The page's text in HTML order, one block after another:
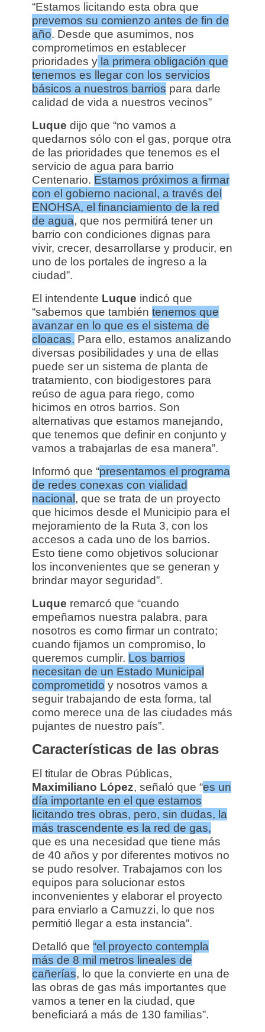
“Estamos licitando esta obra que
prevemos su comienzo antes de fin de
año. Desde que asumimos, nos
comprometimos en establecer
prioridades yla primera obligación que
tenemos es llegar con los servicios
básicos a nuestros barrios para darle
calidad de vida a nuestros vecinos”
Luque dijo que “no vamos a
quedarnos sólo con el gas, porque otra
de las prioridades que tenemos es el
servicio de agua para barrio
Centenario. Estamos próximos a firmar
con el gobierno nacional, a través del
ENOHSA, el financiamiento de la red
de agua, que nos permitirá tener un
barrio con condiciones dignas para
vivir, crecer, desarrollarse y producir, en
uno de los portales de ingreso a la
ciudad”.
El intendente Luque indicó que
“sabemos que también tenemos que
avanzar en lo que es el sistema de
cloacas. Para ello, estamos analizando
diversas posibilidades y una de ellas
puede ser un sistema de planta de
tratamiento, con biodigestores para
reúso de agua para riego, como
hicimos en otros barrios. Son
alternativas que estamos manejando,
que tenemos que definir en conjunto y
vamos a trabajarlas de esa manera”.
Informó que “presentamos el programa
de redes conexas con vialidad
nacional , que se trata de un proyecto
que hicimos desde el Municipio para el
mejoramiento de la Ruta 3, con los
accesos a cada uno de los barrios.
Esto tiene como objetivos solucionar
los inconvenientes que se generan y
brindar mayor seguridad”.
Luque remarcó que “cuando
empeñamos nuestra palabra, para
nosotros es como firmar un contrato;
cuando fijamos un compromiso, lo
queremos cumplir. Los barrios
necesitan de un Estado Municipal
comprometido y nosotros vamos a
seguir trabajando de esta forma, tal
como merece una de las ciudades más
pujantes de nuestro país”.
Características de las obras
El titular de Obras Públicas,
Maximiliano López, señaló que “es un
día importante en el que estamos
licitando tres obras, pero, sin dudas, la
más trascendente es la red de gas,
que es una necesidad que tiene más
de 40 años y por diferentes motivos no
se pudo resolver. Trabajamos con los
equipos para solucionar estos
inconvenientes y elaborar el proyecto
para enviarlo a Camuzzi, lo que nos
permitió llegar a esta instancia”.
Detalló que “el proyecto contempla
más de 8 mil metros lineales de
cañerías, lo que la convierte en una de
las obras de gas más importantes que
vamos a tener en la ciudad, que
beneficiará a más de 130 familias”.